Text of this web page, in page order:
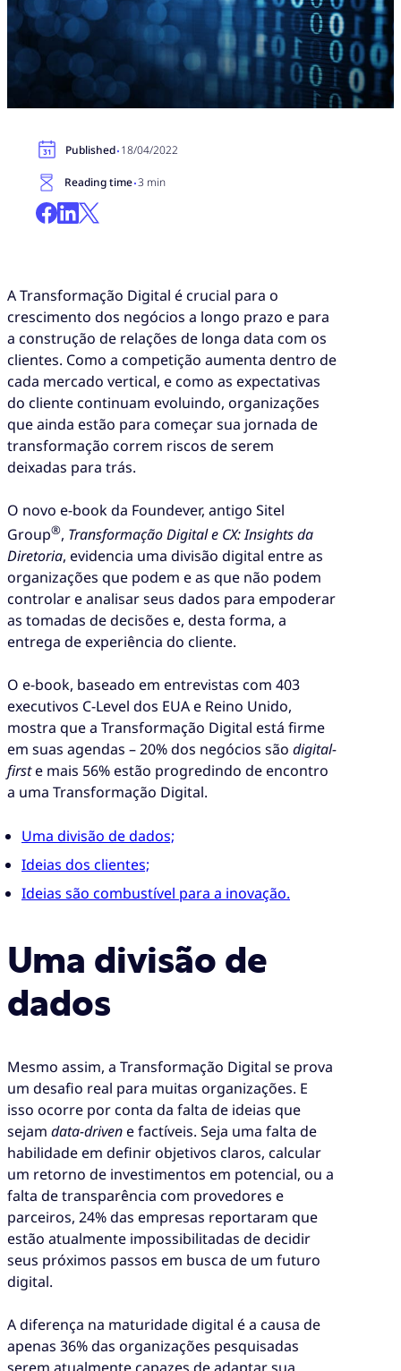
Published·18/04/2022
Reading time·3 min
A Transformação Digital é crucial para o
crescimento dos negócios a longo prazo e para
a construção de relações de longa data com os
clientes. Como a competição aumenta dentro de
cada mercado vertical, e como as expectativas
do cliente continuam evoluindo, organizações
que ainda estão para começar sua jornada de
transformação correm riscos de serem
deixadas para trás.
O novo e-book da Foundever, antigo Sitel
Group®, Transformação Digital e CX: Insights da
Diretoria, evidencia uma divisão digital entre as
organizações que podem e as que não podem
controlar e analisar seus dados para empoderar
as tomadas de decisões e, desta forma, a
entrega de experiência do cliente.
O e-book, baseado em entrevistas com 403
executivos C-Level dos EUA e Reino Unido,
mostra que a Transformação Digital está firme
em suas agendas – 20% dos negócios são digital-
firste mais 56% estão progredindo de encontro
a uma Transformação Digital.
Uma divisão de dados;
Ideias dos clientes;
Ideias são combustível para a inovação.
Uma divisão de
dados
Mesmo assim, a Transformação Digital se prova
um desafio real para muitas organizações. E
isso ocorre por conta da falta de ideias que
sejam data-drivene factíveis. Seja uma falta de
habilidade em definir objetivos claros, calcular
um retorno de investimentos em potencial, ou a
falta de transparência com provedores e
parceiros, 24% das empresas reportaram que
estão atualmente impossibilitadas de decidir
seus próximos passos em busca de um futuro
digital.
A diferença na maturidade digital é a causa de
apenas 36% das organizações pesquisadas